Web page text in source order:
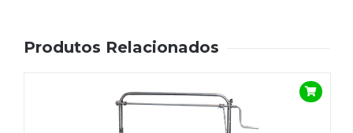
Produtos Relacionados